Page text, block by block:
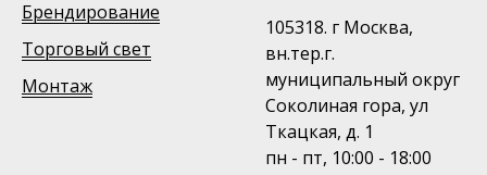
Брендирование
Торговый свет
Монтаж
105318. г Москва,
вн.тер.г.
муниципальный округ
Соколиная гора, ул
Ткацкая, д. 1
пн - пт, 10:00 - 18:00